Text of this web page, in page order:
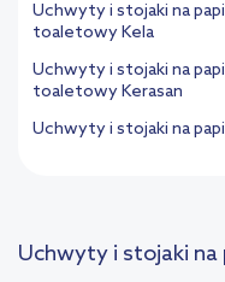
Uchwyty i stojaki na
toaletowy Kela
Uchwyty i stojaki na
toaletowy Kerasan
Uchwyty i stojaki na
Uchwyty i stojaki